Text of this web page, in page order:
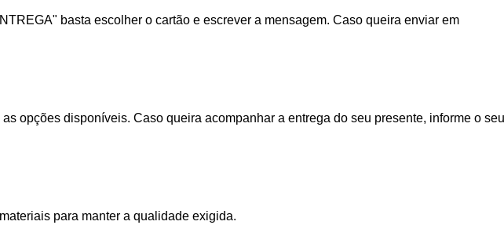
basta escolher o cartão e escrever a mensagem. Caso queira enviar em
opções disponíveis. Caso queira acompanhar a entrega do seu presente, informe o seu
para manter a qualidade exigida.